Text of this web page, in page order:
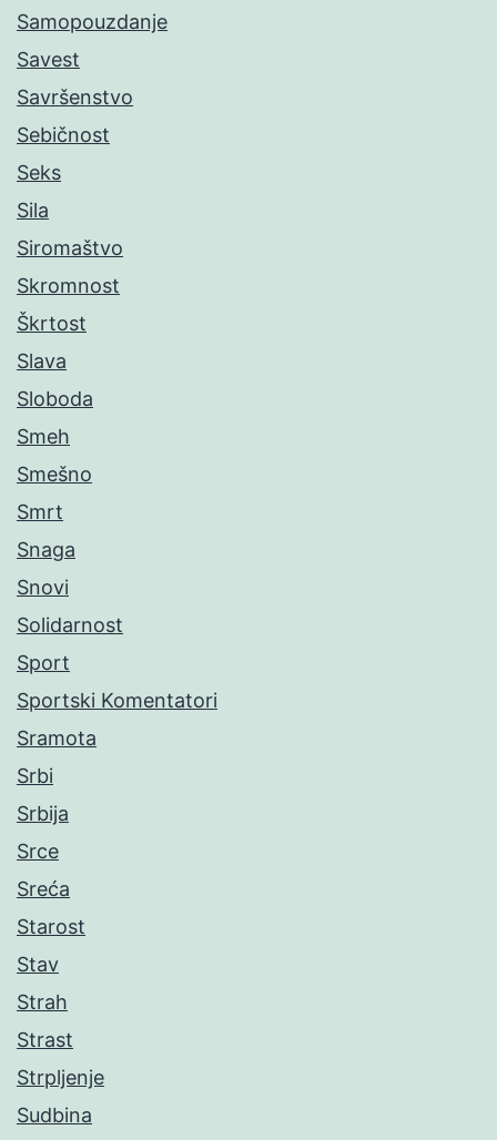
Samopouzdanje
Savest
Savršenstvo
Sebičnost
Seks
Sila
Siromaštvo
Skromnost
Škrtost
Slava
Sloboda
Smeh
Smešno
Smrt
Snaga
Snovi
Solidarnost
Sport
Sportski Komentatori
Sramota
Srbi
Srbija
Srce
Sreća
Starost
Stav
Strah
Strast
Strpljenje
Sudbina